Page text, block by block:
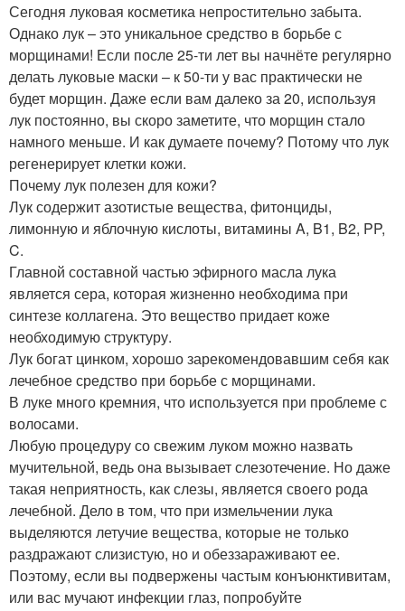
Сегодня луковая косметика непростительно забыта.
Однако лук – это уникальное средство в борьбе с
морщинами! Если после 25-ти лет вы начнёте регулярно
делать луковые маски – к 50-ти у вас практически не
будет морщин. Даже если вам далеко за 20, используя
лук постоянно, вы скоро заметите, что морщин стало
намного меньше. И как думаете почему? Потому что лук
регенерирует клетки кожи.
Почему лук полезен для кожи?
Лук содержит азотистые вещества, фитонциды,
лимонную и яблочную кислоты, витамины A, B1, B2, PP,
C.
Главной составной частью эфирного масла лука
является сера, которая жизненно необходима при
синтезе коллагена. Это вещество придает коже
необходимую структуру.
Лук богат цинком, хорошо зарекомендовавшим себя как
лечебное средство при борьбе с морщинами.
В луке много кремния, что используется при проблеме с
волосами.
Любую процедуру со свежим луком можно назвать
мучительной, ведь она вызывает слезотечение. Но даже
такая неприятность, как слезы, является своего рода
лечебной. Дело в том, что при измельчении лука
выделяются летучие вещества, которые не только
раздражают слизистую, но и обеззараживают ее.
Поэтому, если вы подвержены частым конъюнктивитам,
или вас мучают инфекции глаз, попробуйте